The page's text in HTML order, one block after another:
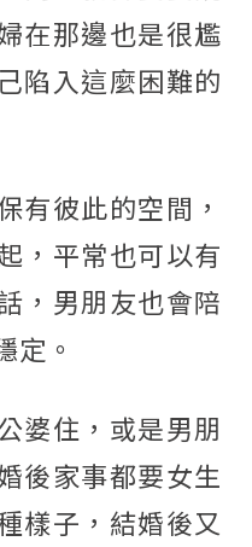
在那邊也是很尷
陷入這麼困難的
有彼此的空間，
，平常也可以有
，男朋友也會陪
定。
婆住，或是男朋
後家事都要女生
樣子，結婚後又